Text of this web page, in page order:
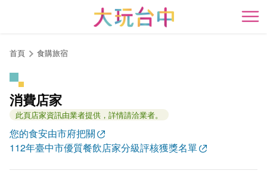
開
首頁 食購旅宿
消費店家
此頁店家資訊由業者提供，詳情請洽業者。
您的食安由市府把關
112年臺中市優質餐飲店家分級評核獲獎名單